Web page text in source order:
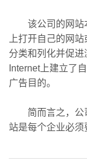
该公司的网站本
上打开自己的网
分类和列化并促
Internet上建立了
广告目的。
简而言之，公司
站是每个企业必须